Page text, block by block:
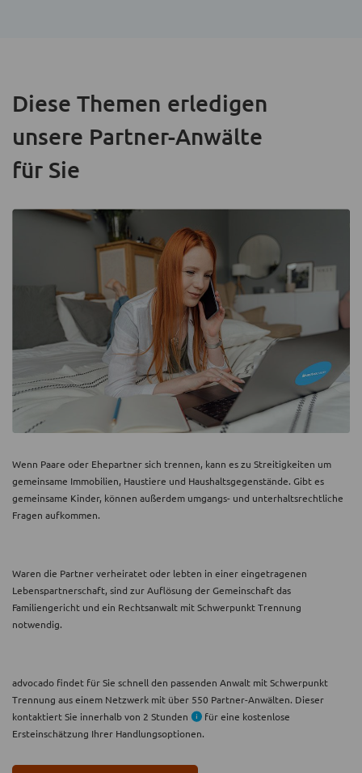
Diese Themen erledigen
unsere Partner-Anwälte
für Sie
Wenn Paare oder Ehepartner sich trennen, kann es zu Streitigkeiten um
gemeinsame Immobilien, Haustiere und Haushaltsgegenstände. Gibt es
gemeinsame Kinder, können außerdem umgangs- und unterhaltsrechtliche
Fragen aufkommen.
Waren die Partner verheiratet oder lebten in einer eingetragenen
Lebenspartnerschaft, sind zur Auflösung der Gemeinschaft das
Familiengericht und ein Rechtsanwalt mit Schwerpunkt Trennung
notwendig.
advocado findet für Sie schnell den passenden Anwalt mit Schwerpunkt
Trennung aus einem Netzwerk mit über 550 Partner-Anwälten. Dieser
kontaktiert Sie innerhalb von 2 Stunden
für eine kostenlose
Ersteinschätzung Ihrer Handlungsoptionen.